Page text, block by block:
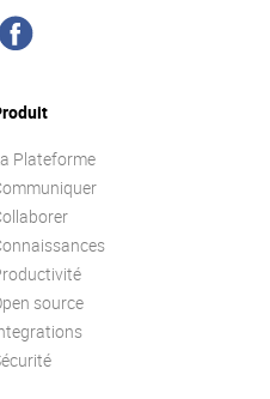
Plateforme
source